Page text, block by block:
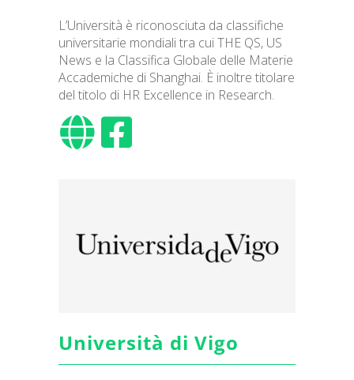
L’Università è riconosciuta da classifiche
universitarie mondiali tra cui THE QS, US
News e la Classifica Globale delle Materie
Accademiche di Shanghai. È inoltre titolare
del titolo di HR Excellence in Research.
Università di Vigo